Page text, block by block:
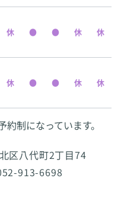
制になっています。
区八代町2丁目74
913-6698